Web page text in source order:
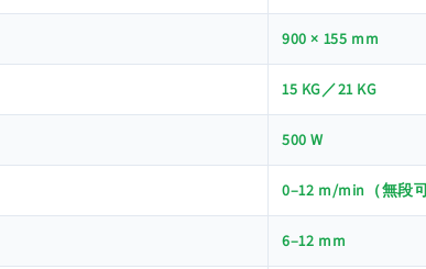
900 × 155 mm
15 KG／21 KG
500 W
0–12 m/min（無段可
6–12 mm